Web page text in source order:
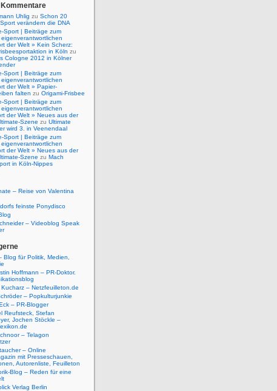
Uhlig zu Schon 20
verändern die DNA
Sport | Beiträge zum
der Welt » Kein Scherz:
in Köln zu
Cologne 2012 in Kölner
Sport | Beiträge zum
der Welt » Papier-
falten zu Origami-Frisbee
Sport | Beiträge zum
der Welt » Neues aus der
Szene zu Ultimate
wird 3. in Veenendaal
Sport | Beiträge zum
der Welt » Neues aus der
Szene zu Mach
in Köln-Nippes
– Reise von Valentina
feinste Ponydisco
– Videoblog Speak
Blog für Politik, Medien,
Hoffmann – PR-Doktor.
– Netzfeuilleton.de
– Popkulturjunkie
– PR-Blogger
Reufsteck, Stefan
Jochen Stöckle –
– Telagon
– Online
mit Presseschauen,
Autorenliste, Feuilleton
Blog – Reden für eine
Verlag Berlin